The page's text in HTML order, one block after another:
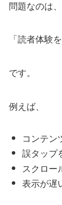
問題なのは、
「読者体験
です。
例えば、
コンテン
誤タップ
スクロー
表示が遅